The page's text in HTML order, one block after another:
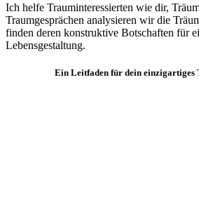
Ich helfe Trauminteressierten wie dir,
Traumgesprächen analysieren wir die
finden deren konstruktive Botschaften für
Lebensgestaltung.
Ein Leitfaden für dein einzigartiges